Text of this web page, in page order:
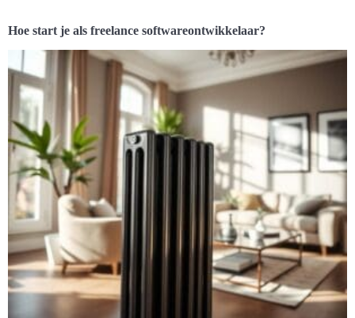
Hoe start je als freelance softwareontwikkelaar?